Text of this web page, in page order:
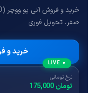
صفر، تحویل فوری
خرید و
● LIVE
نرخ تومانی
175,000 تومان